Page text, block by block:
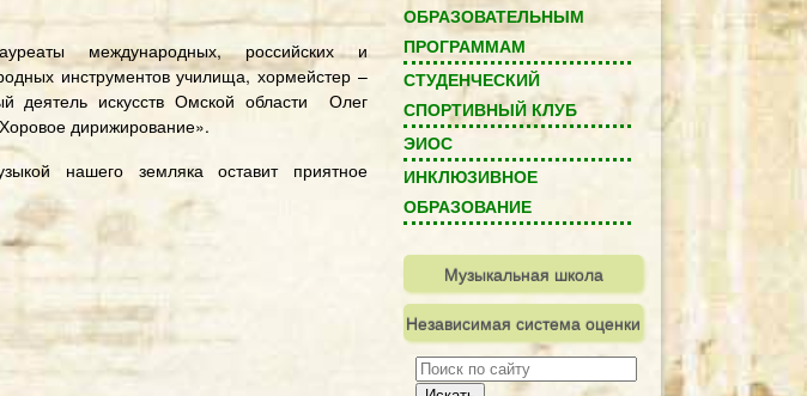
международных, российских и
инструментов училища, хормейстер –
деятель искусств Омской области Олег
дирижирование».
нашего земляка оставит приятное
ОБРАЗОВАТЕЛЬНЫМ
ПРОГРАММАМ
СТУДЕНЧЕСКИЙ
СПОРТИВНЫЙ КЛУБ
ЭИОС
ИНКЛЮЗИВНОЕ
ОБРАЗОВАНИЕ
Музыкальная школа
Независимая система оценки
качества